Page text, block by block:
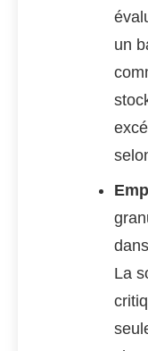
un
La